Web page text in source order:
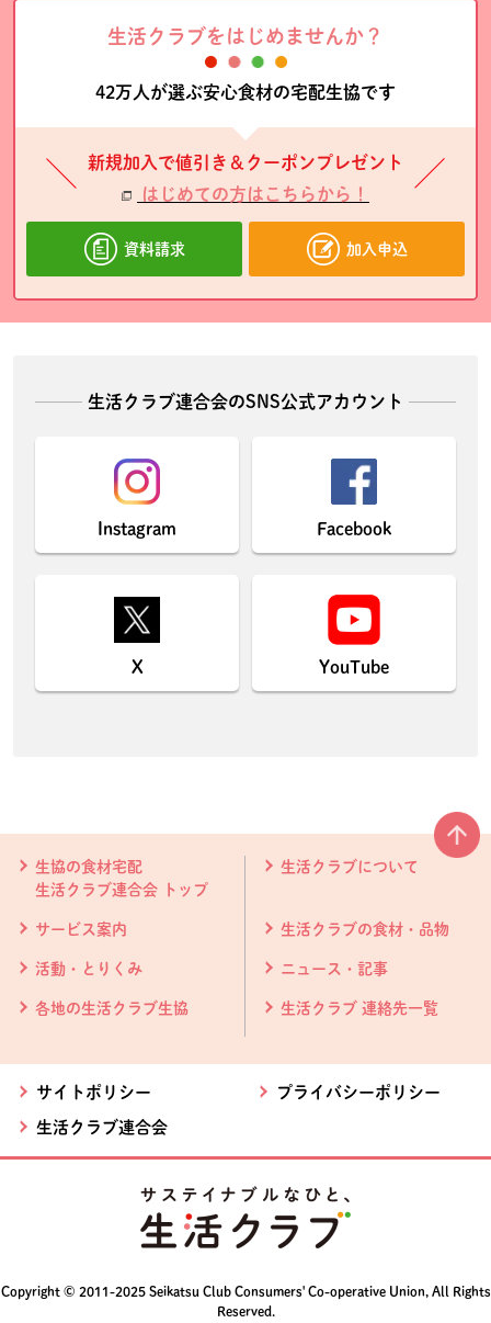
生活クラブをはじめませんか？
42万人が選ぶ安心食材の宅配生協です
新規加入で値引き＆クーポンプレゼント
はじめての方はこちらから！
資料請求 加入申込
生活クラブ連合会のSNS公式アカウント
Instagram Facebook
X YouTube
生協の食材宅配
生活クラブ連合会 トップ
生活クラブについて
サービス案内 生活クラブの食材・品物
活動・とりくみ ニュース・記事
各地の生活クラブ生協 生活クラブ 連絡先一覧
サイトポリシー プライバシーポリシー
生活クラブ連合会
Copyright © 2011-2025 Seikatsu Club Consumers' Co-operative Union, All Rights
Reserved.